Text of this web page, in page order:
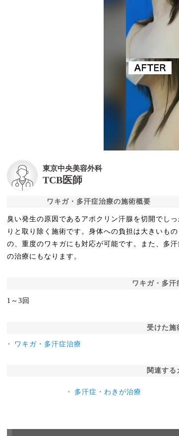
東京中央美容外科
TCB医師
ワキガ・多汗症治療の施術概要
臭い発生の原因であるアポクリン汗腺を切開でしっ
りと取り除く施術です。身体への負担は大きいもの
の、重度のワキガにも対応が可能です。また、多汗
の治療にもなります。
ワキガ・多
1～3回
受けた施
ワキガ・多汗症治療
関連する
多汗症・わきが治療